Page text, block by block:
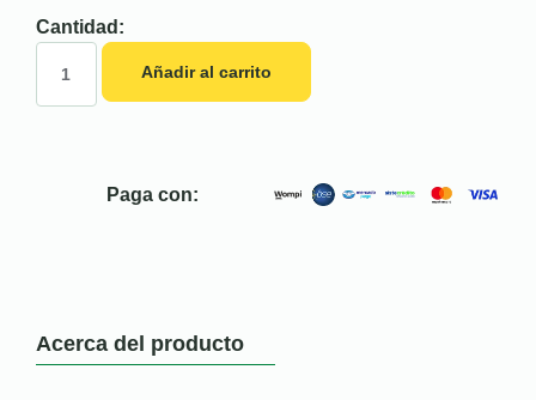
Cantidad:
Añadir al carrito
Paga con:
Acerca del producto